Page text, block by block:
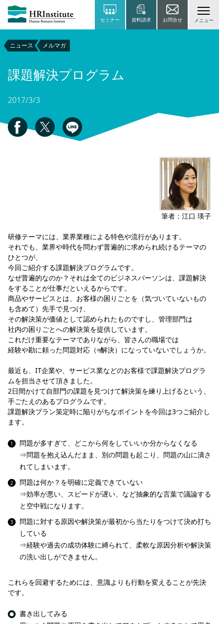
セミナー 資料請求 お問合せ メニュー
ニュース メルマガ
課題解決プログラム
2017/3/3
筆者：江口 瑛子
研修テーマには、業界業種による特色や流行があります。
それでも、業界や時代を問わず普遍的に求められ続けるテーマの
ひとつが、
今回ご紹介する課題解決プログラムです。
なぜ普遍的なのか？それは全てのビジネスパーソンは、課題解決
をすることが仕事だといえるからです。
商品やサービスとは、お客様の困りごとを（気づいていないもの
も含めて）先手で見つけ、
その解決策が価値として認められたものですし、管理部門は
社内の困りごとへの解決策を提供しています。
これだけ重要なテーマでありながら、皆さんの職場では
経験や勘に頼った問題対応（≠解決）になっていないでしょうか。
最近も、IT企業や、サービス業などのお客様で課題解決プログラ
ムを担当させて頂きました。
2日間かけて自部門の課題を見つけて解決策を練り上げるという、
手ごたえのあるプログラムです。
課題解決プラン策定時に陥りがちなポイントを今回は3つご紹介し
ます。
問題が多すぎて、どこから何をしていいか分からなくなる
⇒問題を抱え込んだまま、別の問題も起こり、問題の山に潰さ
れてしまいます。
問題は何か？を明確に定義できていない
⇒効率が悪い、スピードが遅い、など抽象的な言葉で議論する
と空中戦になります。
問題に対する原因や解決策が最初から当たりをつけて決め打ち
している
⇒経験や過去の成功体験に縛られて、柔軟な原因分析や解決策
の洗い出しができません。
これらを回避するためには、意識よりも行動を変えることが先決
です。
書き出してみる